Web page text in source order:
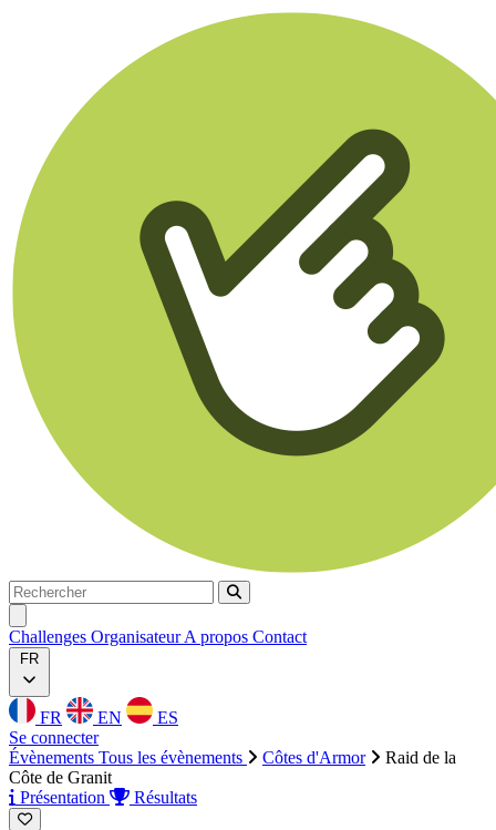
Rechercher
Rechercher
Challenges OrganisateurA propos Contact
FR
FR EN
ES
Se connecter
Évènements Tous les évènements Côtes d'Armor
Raid de la
Côte de Granit
Présentation
Résultats